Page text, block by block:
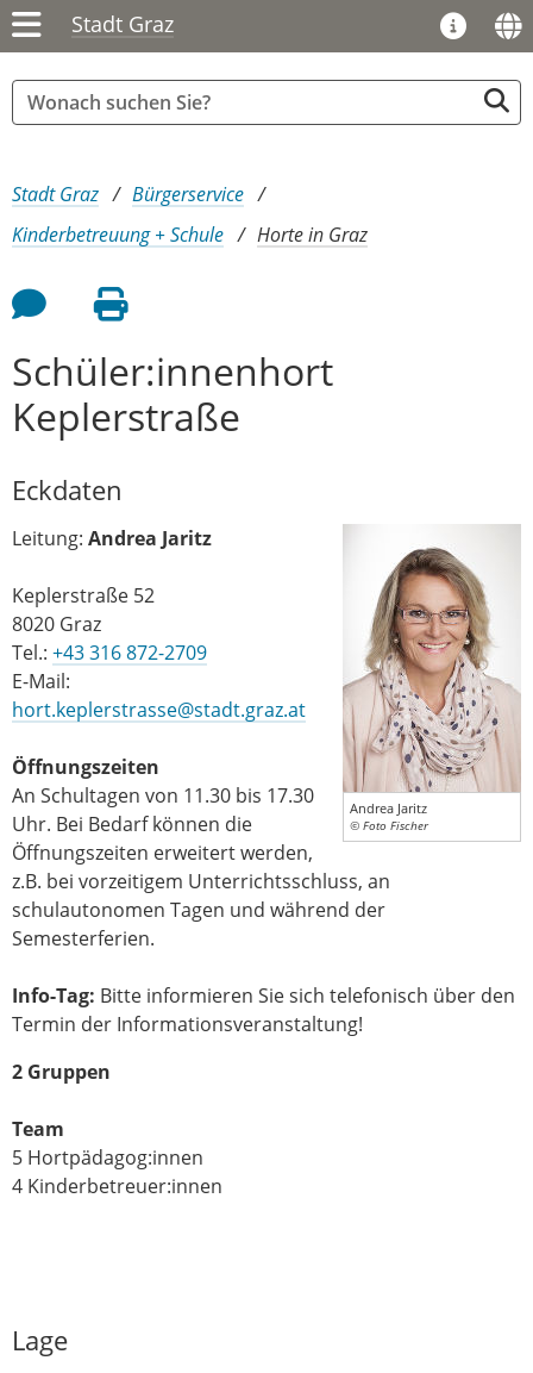
Stadt Graz
Sie sind hier:
Stadt Graz
Bürgerservice
Kinderbetreuung + Schule
Horte in Graz
Feedback an Autor
Seite drucken
Schüler:innenhort
Keplerstraße
Eckdaten
Andrea Jaritz
© Foto Fischer
Leitung: Andrea Jaritz
Keplerstraße 52
8020 Graz
Tel.: +43 316 872-2709
E-Mail:
hort.keplerstrasse@stadt.graz.at
Öffnungszeiten
An Schultagen von 11.30 bis 17.30
Uhr. Bei Bedarf können die
Öffnungszeiten erweitert werden,
z.B. bei vorzeitigem Unterrichtsschluss, an
schulautonomen Tagen und während der
Semesterferien.
Info-Tag: Bitte informieren Sie sich telefonisch über den
Termin der Informationsveranstaltung!
2 Gruppen
Team
5 Hortpädagog:innen
4 Kinderbetreuer:innen
Lage